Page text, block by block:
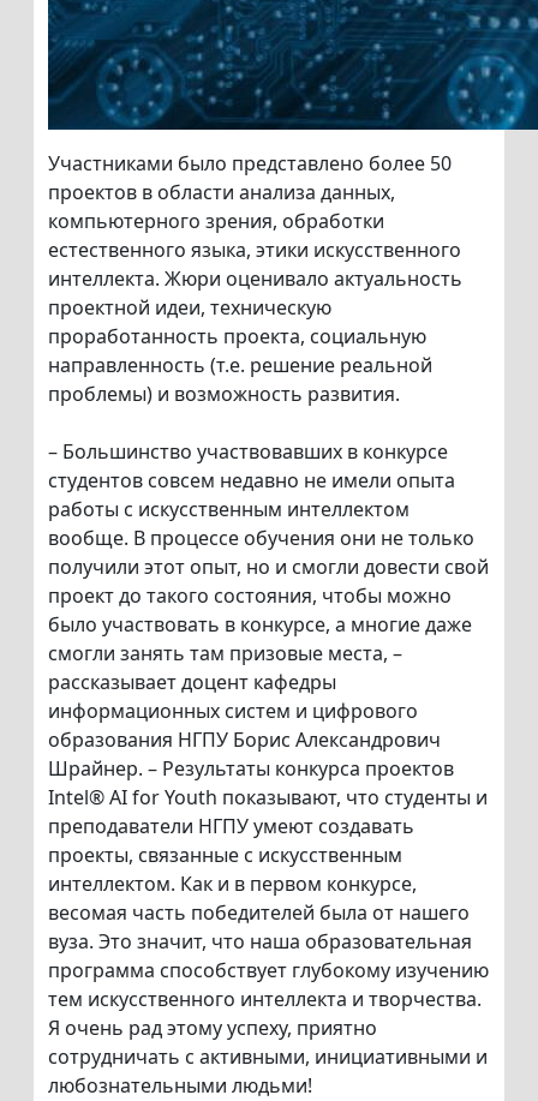
Участниками было представлено более 50
проектов в области анализа данных,
компьютерного зрения, обработки
естественного языка, этики искусственного
интеллекта. Жюри оценивало актуальность
проектной идеи, техническую
проработанность проекта, социальную
направленность (т.е. решение реальной
проблемы) и возможность развития.
– Большинство участвовавших в конкурсе
студентов совсем недавно не имели опыта
работы с искусственным интеллектом
вообще. В процессе обучения они не только
получили этот опыт, но и смогли довести свой
проект до такого состояния, чтобы можно
было участвовать в конкурсе, а многие даже
смогли занять там призовые места, –
рассказывает доцент кафедры
информационных систем и цифрового
образования НГПУ Борис Александрович
Шрайнер. – Результаты конкурса проектов
Intel® AI for Youth показывают, что студенты и
преподаватели НГПУ умеют создавать
проекты, связанные с искусственным
интеллектом. Как и в первом конкурсе,
весомая часть победителей была от нашего
вуза. Это значит, что наша образовательная
программа способствует глубокому изучению
тем искусственного интеллекта и творчества.
Я очень рад этому успеху, приятно
сотрудничать с активными, инициативными и
любознательными людьми!